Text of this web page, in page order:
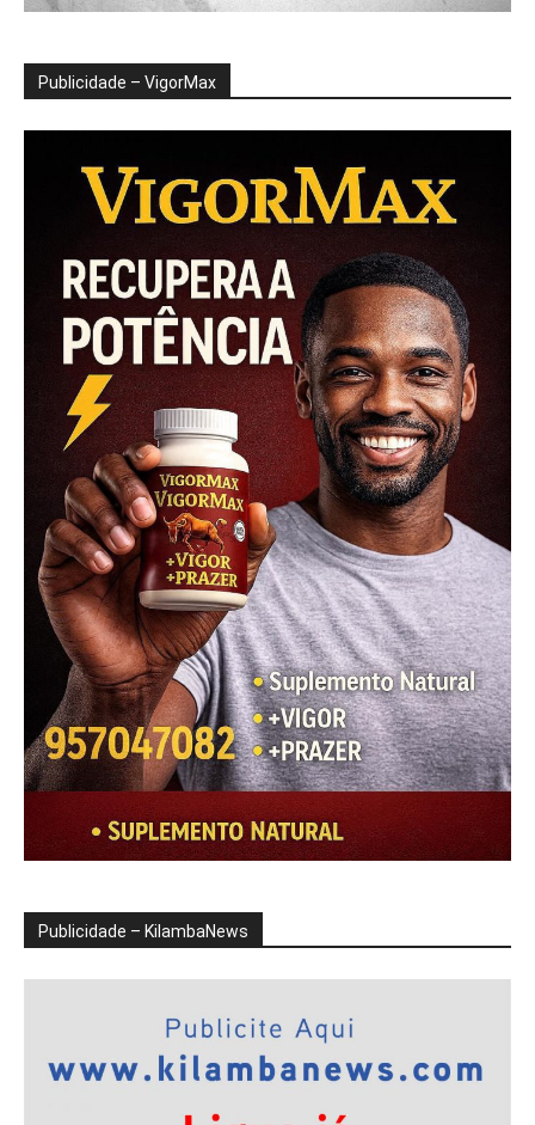
Publicidade – VigorMax
Publicidade – KilambaNews